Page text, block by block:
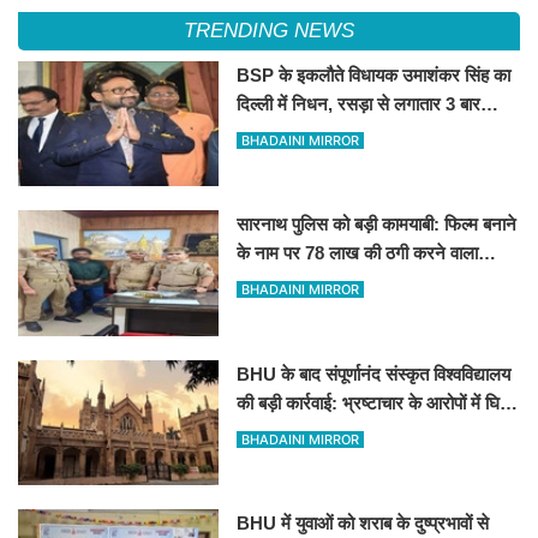
TRENDING NEWS
BSP के इकलौते विधायक उमाशंकर सिंह का
दिल्ली में निधन, रसड़ा से लगातार 3 बार
जीतकर रचा था इतिहास
BHADAINI MIRROR
सारनाथ पुलिस को बड़ी कामयाबी: फिल्म बनाने
के नाम पर 78 लाख की ठगी करने वाला
शातिर मुंबई से गिरफ्तार
BHADAINI MIRROR
BHU के बाद संपूर्णानंद संस्कृत विश्वविद्यालय
की बड़ी कार्रवाई: भ्रष्टाचार के आरोपों में घिरे
प्रो. ब्रजभूषण ओझा सभी निकायों से
BHADAINI MIRROR
BHU में युवाओं को शराब के दुष्प्रभावों से